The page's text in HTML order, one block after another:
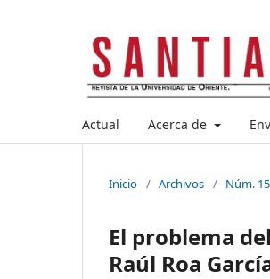
Actual Acerca de
Inicio / Archivos / Núm.
El problema
Raúl Roa